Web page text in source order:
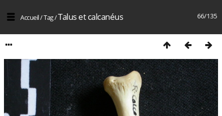
66/135
Accueil/Tag/Talus et calcanéus